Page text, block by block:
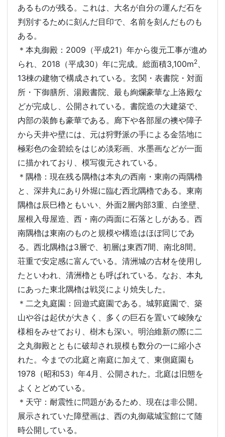
あるものが残る。これは、大名が自分の運んだ石を
判別するために刻んだ目印で、名前を刻んだものも
ある。
＊本丸御殿：2009（平成21）年から復元工事が進め
られ、2018（平成30）年に完成。総面積3,100m2
13棟の建物で構成されている。玄関・表書院・対面
所・下御膳所、湯殿書院、最も絢爛豪華な上洛殿な
どが完成し、公開されている。書院造の大建築で、
内部の装飾も豪華である。廊下や各部屋の襖や障子
から天井や壁には、元は狩野派の手による金箔地に
極彩色の金碧絵をはじめ淡彩画、水墨画などが一面
に描かれており、模写復元されている。
＊隅櫓：現在残る隅櫓は本丸の西南・東南の両隅櫓
と、深井丸にあり外堀に臨む西北隅櫓である。東南
隅櫓は辰巳櫓ともいい、外面2層内部3重、白塗壁、
屋根入母屋造、西・南の両面に石落としがある。西
南隅櫓は東南のものと規模や構造はほぼ同じであ
る。西北隅櫓は3層で、初層は東西7間、南北8間。
荘重で安定感に富んでいる。清洲城の古材を使用し
たといわれ、清洲櫓とも呼ばれている。なお、本丸
にあった東北隅櫓は戦災により焼失した。
＊二之丸庭園：回遊式庭園である。城郭庭園で、築
山や谷は起伏が大きく、多くの巨石を置いて峻険な
様相をみせており、樹木も深い。明治維新の際に二
之丸御殿とともに破却され規模も数分の一に縮小さ
れた。今までの北庭と南庭に加えて、東側庭園も
1978（昭和53）年4月、公開された。北庭は旧態を
よくとどめている。
＊天守：耐震性に問題があるため、現在は非公開。
展示されていた障壁画は、西の丸御蔵城宝館にて随
時公開している。